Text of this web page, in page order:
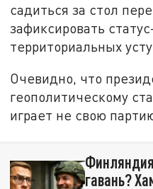
садиться за стол
зафиксировать
территориальных
Очевидно, что
геополитическому
играет не свою
гавань?